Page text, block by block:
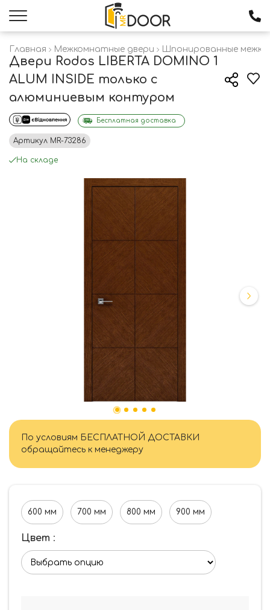
Главная Межкомнатные двери Шпонированные
Двери Rodos LIBERTA DOMINO 1
ALUM INSIDE только с
алюминиевым контуром
Бесплатная доставка
Артикул MR-73286
На складе
По условиям БЕСПЛАТНОЙ ДОСТАВКИ
обращайтесь к менеджеру
600 мм 700 мм 800 мм 900 мм
Цвет :